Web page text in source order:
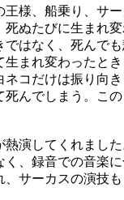
様、船乗り、サ
死ぬたびに生まれ
ではなく、死んで
まれ変わったと
ネコだけは振り向
んでしまう。こ
演してくれまし
、録音での音楽
、サーカスの演技